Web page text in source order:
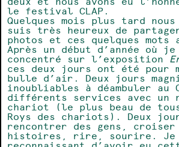
le festival CLAP.
Quelques mois plus tard nous
suis très heureux de
photos et ces quelques mots
Après un début d’année où
concentré sur l’exposition
ces deux jours ont été pour
bulle d’air. Deux jours
inoubliables à déambuler au
différents services avec un
chariot (le plus beau de
Roys des chariots). Deux
rencontrer des gens, croiser
histoires, rire, sourire. Je